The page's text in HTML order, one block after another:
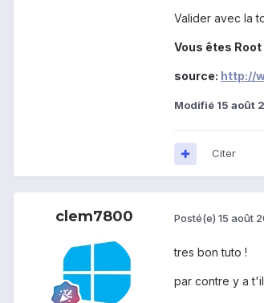
Valider avec la
Vous êtes
source: http://
Modifié 15 août
Citer
clem7800 Posté(e) 15 août
tres bon tuto !
par contre y a